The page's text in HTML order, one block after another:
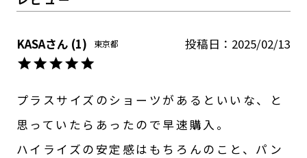
KASA 1 東京都 投稿日 2025/02/13
プラスサイズのショーツがあるといいな、と
思っていたらあったので早速購入。
ハイライズの安定感はもちろんのこと、パン